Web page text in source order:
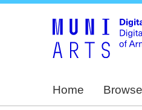
Home Browse